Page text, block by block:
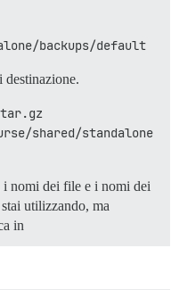
backups/default
shared/standalone
i nomi dei file e i nomi dei
utilizzando, ma
in